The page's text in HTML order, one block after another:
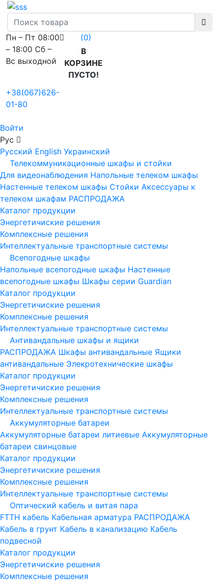
Пн – Пт 08:00
– 18:00 Сб –
Вс выходной
+38(067)626-
01-80
(0)
В
КОРЗИНЕ
ПУСТО!
Войти
Рус
Русский English Украинский
Телекоммуникационные шкафы и стойки
Для видеонаблюдения Напольные телеком шкафы
Настенные телеком шкафы Стойки Аксессуары к
телеком шкафам РАСПРОДАЖА
Каталог продукции
Энергетичиские решения
Комплексные решения
Интеллектуальные транспортные системы
Всепогодные шкафы
Напольные всепогодные шкафы Настенные
всепогодные шкафы Шкафы серии Guardian
Каталог продукции
Энергетичиские решения
Комплексные решения
Интеллектуальные транспортные системы
Антивандальные шкафы и ящики
РАСПРОДАЖА Шкафы антивандальные Ящики
антивандальные Элекротехнические шкафы
Каталог продукции
Энергетичиские решения
Комплексные решения
Интеллектуальные транспортные системы
Аккумуляторные батареи
Аккумуляторные батареи литиевые Аккумуляторные
батареи свинцовые
Каталог продукции
Энергетичиские решения
Комплексные решения
Интеллектуальные транспортные системы
Оптический кабель и витая пара
FTTH кабель Кабельная арматура РАСПРОДАЖА
Кабель в грунт Кабель в канализацию Кабель
подвесной
Каталог продукции
Энергетичиские решения
Комплексные решения